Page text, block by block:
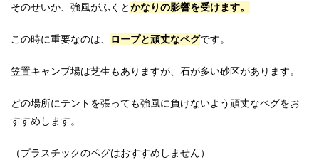
そのせいか、強風がふくとかなりの影響を受けます。
この時に重要なのは、 ロープと頑丈なペグです。
笠置キャンプ場は芝生もありますが、石が多い砂区があります。
どの場所にテントを張っても強風に負けないよう頑丈なペグをお
すすめします。
（プラスチックのペグはおすすめしません）